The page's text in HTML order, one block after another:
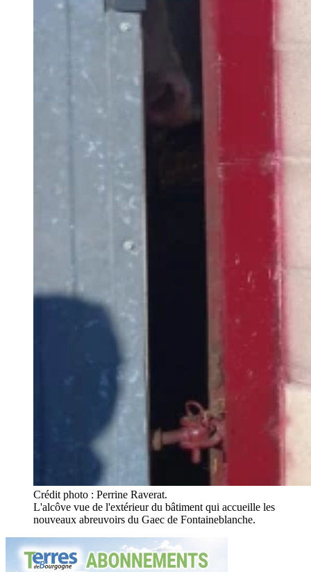
Crédit photo : Perrine Raverat.
L'alcôve vue de l'extérieur du bâtiment qui accueille les
nouveaux abreuvoirs du Gaec de Fontaineblanche.